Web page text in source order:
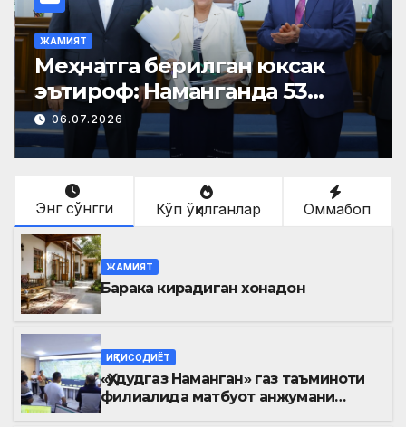
ЖАМИЯТ
Меҳнатга берилган юксак
эътироф: Наманганда 53
нафар нуроний «Меҳнат
фахрийси» кўкрак нишони
билан тақдирланди
06.07.2026
Энг сўнгги Кўп ўқилганлар Оммабоп
ЖАМИЯТ
Барака кирадиган хонадон
ИҚТИСОДИЁТ
«Ҳудудгаз Наманган» газ таъминоти
филиалида матбуот анжумани